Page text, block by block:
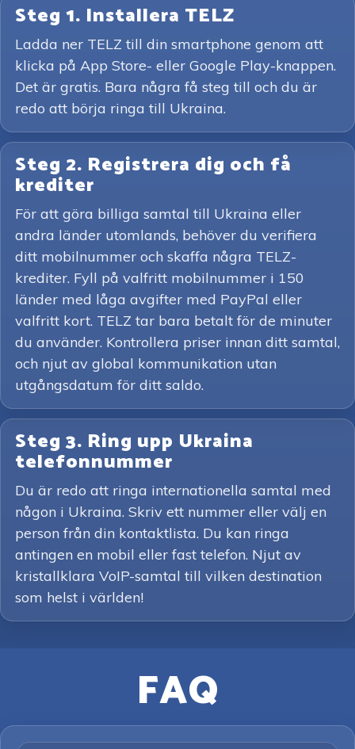
Steg 1. Installera TELZ
Ladda ner TELZ till din smartphone genom att
klicka på App Store- eller Google Play-knappen.
Det är gratis. Bara några få steg till och du är
redo att börja ringa till Ukraina.
Steg 2. Registrera dig och få
krediter
För att göra billiga samtal till Ukraina eller
andra länder utomlands, behöver du verifiera
ditt mobilnummer och skaffa några TELZ-
krediter. Fyll på valfritt mobilnummer i 150
länder med låga avgifter med PayPal eller
valfritt kort. TELZ tar bara betalt för de minuter
du använder. Kontrollera priser innan ditt samtal,
och njut av global kommunikation utan
utgångsdatum för ditt saldo.
Steg 3. Ring upp Ukraina
telefonnummer
Du är redo att ringa internationella samtal med
någon i Ukraina. Skriv ett nummer eller välj en
person från din kontaktlista. Du kan ringa
antingen en mobil eller fast telefon. Njut av
kristallklara VoIP-samtal till vilken destination
som helst i världen!
FAQ